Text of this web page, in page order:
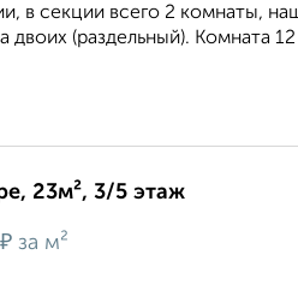
в секции всего 2 комнаты,
двоих (раздельный). Комната
23м², 3/5 этаж
₽ за м²